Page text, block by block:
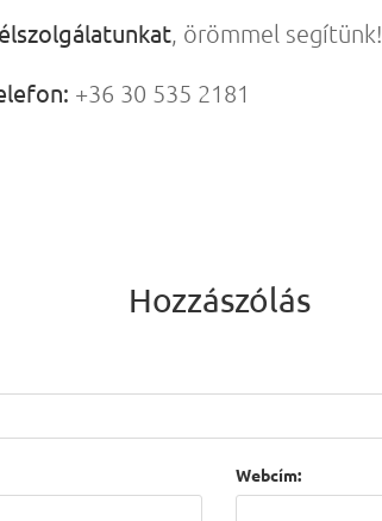
, örömmel segítünk!
+36 30 535 2181
Hozzászólás
Webcím: